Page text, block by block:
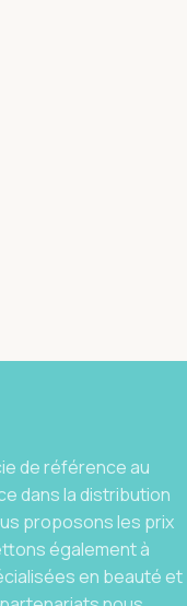
de référence au
dans la distribution
proposons les prix
également à
en beauté et